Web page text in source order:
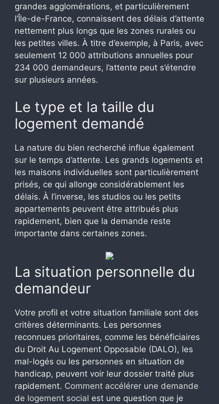
grandes agglomérations, et particulièrement
l’Île-de-France, connaissent des délais d’attente
nettement plus longs que les zones rurales ou
les petites villes. À titre d’exemple, à Paris, avec
seulement 12 000 attributions annuelles pour
234 000 demandeurs, l’attente peut s’étendre
sur plusieurs années.
Le type et la taille du
logement demandé
La nature du bien recherché influe également
sur le temps d’attente. Les grands logements et
les maisons individuelles sont particulièrement
prisés, ce qui allonge considérablement les
délais. À l’inverse, les studios ou les petits
appartements peuvent être attribués plus
rapidement, bien que la demande reste
importante dans certaines zones.
La situation personnelle du
demandeur
Votre profil et votre situation familiale sont des
critères déterminants. Les personnes
reconnues prioritaires, comme les bénéficiaires
du Droit Au Logement Opposable (DALO), les
mal-logés ou les personnes en situation de
handicap, peuvent voir leur dossier traité plus
rapidement. Comment accélérer une demande
de logement social est une question que je